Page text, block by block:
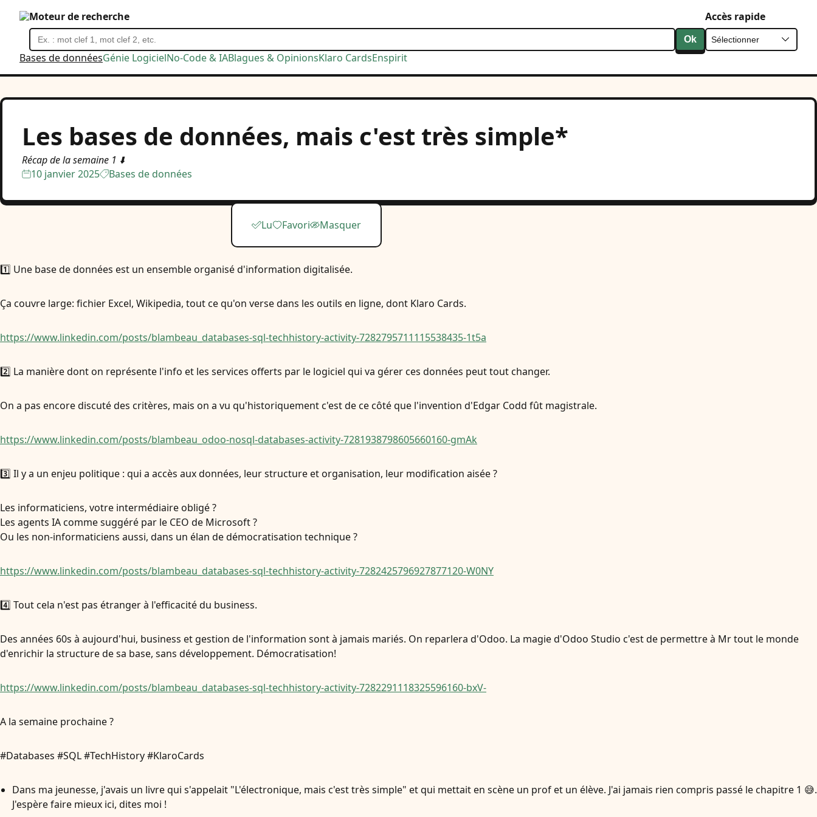
Bases de donnéesGénie LogicielNo-Code & IABlagues & OpinionsKlaro CardsEnspirit
Moteur de recherche
Ok
Accès rapide
Les bases de données, mais c'est très simple*
Récap de la semaine 1 ⬇️
10 janvier 2025
Bases de données
Lu Favori Masquer
1️⃣ Une base de données est un ensemble organisé d'information digitalisée.
Ça couvre large: fichier Excel, Wikipedia, tout ce qu'on verse dans les outils en ligne, dont Klaro Cards.
https://www.linkedin.com/posts/blambeau_databases-sql-techhistory-activity-7282795711115538435-1t5a
2️⃣ La manière dont on représente l'info et les services offerts par le logiciel qui va gérer ces données peut tout changer.
On a pas encore discuté des critères, mais on a vu qu'historiquement c'est de ce côté que l'invention d'Edgar Codd fût magistrale.
https://www.linkedin.com/posts/blambeau_odoo-nosql-databases-activity-7281938798605660160-gmAk
3️⃣ Il y a un enjeu politique : qui a accès aux données, leur structure et organisation, leur modification aisée ?
Les informaticiens, votre intermédiaire obligé ?
Les agents IA comme suggéré par le CEO de Microsoft ?
Ou les non-informaticiens aussi, dans un élan de démocratisation technique ?
https://www.linkedin.com/posts/blambeau_databases-sql-techhistory-activity-7282425796927877120-W0NY
4️⃣ Tout cela n'est pas étranger à l'efficacité du business.
Des années 60s à aujourd'hui, business et gestion de l'information sont à jamais mariés. On reparlera d'Odoo. La magie d'Odoo Studio c'est de permettre à Mr tout le monde
d'enrichir la structure de sa base, sans développement. Démocratisation!
https://www.linkedin.com/posts/blambeau_databases-sql-techhistory-activity-7282291118325596160-bxV-
A la semaine prochaine ?
#Databases #SQL #TechHistory #KlaroCards
Dans ma jeunesse, j'avais un livre qui s'appelait "L'électronique, mais c'est très simple" et qui mettait en scène un prof et un élève. J'ai jamais rien compris passé le chapitre 1 😅.
J'espère faire mieux ici, dites moi !